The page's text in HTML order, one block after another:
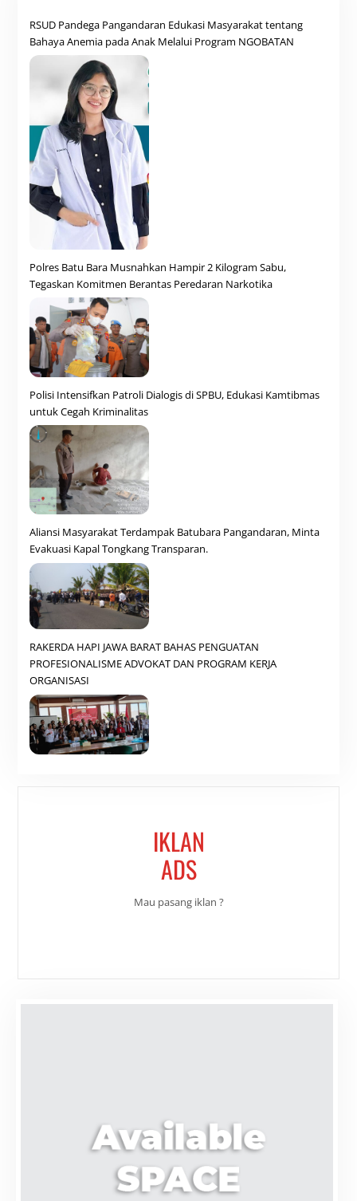
RSUD Pandega Pangandaran Edukasi Masyarakat tentang
Bahaya Anemia pada Anak Melalui Program NGOBATAN
Polres Batu Bara Musnahkan Hampir 2 Kilogram Sabu,
Tegaskan Komitmen Berantas Peredaran Narkotika
Polisi Intensifkan Patroli Dialogis di SPBU, Edukasi Kamtibmas
untuk Cegah Kriminalitas
Aliansi Masyarakat Terdampak Batubara Pangandaran, Minta
Evakuasi Kapal Tongkang Transparan.
RAKERDA HAPI JAWA BARAT BAHAS PENGUATAN
PROFESIONALISME ADVOKAT DAN PROGRAM KERJA
ORGANISASI
IKLAN
ADS
Mau pasang iklan ?